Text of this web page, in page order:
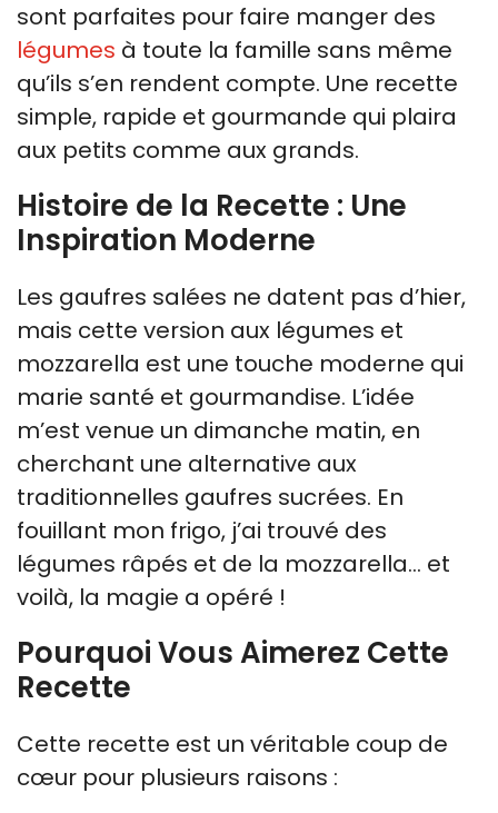
sont parfaites pour faire manger des
légumes à toute la famille sans même
qu’ils s’en rendent compte. Une recette
simple, rapide et gourmande qui plaira
aux petits comme aux grands.
Histoire de la Recette : Une
Inspiration Moderne
Les gaufres salées ne datent pas d’hier,
mais cette version aux légumes et
mozzarella est une touche moderne qui
marie santé et gourmandise. L’idée
m’est venue un dimanche matin, en
cherchant une alternative aux
traditionnelles gaufres sucrées. En
fouillant mon frigo, j’ai trouvé des
légumes râpés et de la mozzarella… et
voilà, la magie a opéré !
Pourquoi Vous Aimerez Cette
Recette
Cette recette est un véritable coup de
cœur pour plusieurs raisons :